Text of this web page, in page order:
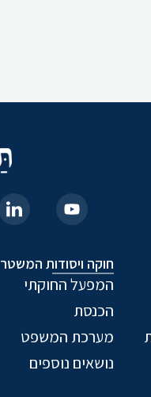
חוקה ויסודות המשטר
המפעל החוקתי
הכנסת
מערכת המשפט
נושאים נוספים